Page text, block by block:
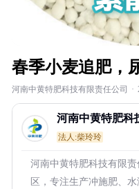
春季小麦追肥，
河南中黄特肥科技有限责任公司 ·
河南中黄特肥科
法人:柴玲玲
河南中黄特肥科技有限
区，专注生产冲施肥、